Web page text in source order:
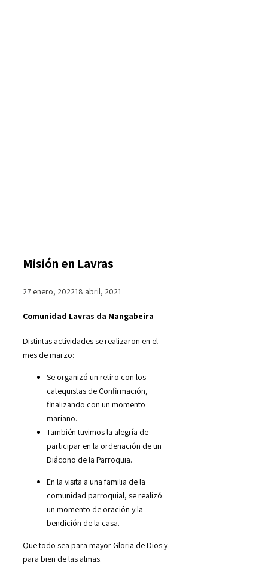
Misión en Lavras
27 enero, 202218 abril, 2021
Comunidad Lavras da Mangabeira
Distintas actividades se realizaron en el
mes de marzo:
Se organizó un retiro con los
catequistas de Confirmación,
finalizando con un momento
mariano.
También tuvimos la alegría de
participar en la ordenación de un
Diácono de la Parroquia.
En la visita a una familia de la
comunidad parroquial, se realizó
un momento de oración y la
bendición de la casa.
Que todo sea para mayor Gloria de Dios y
para bien de las almas.